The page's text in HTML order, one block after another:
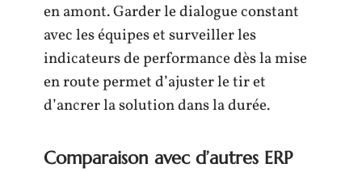
en amont. Garder le dialogue constant
avec les équipes et surveiller les
indicateurs de performance dès la mise
en route permet d’ajuster le tir et
d’ancrer la solution dans la durée.
Comparaison avec d’autres ERP